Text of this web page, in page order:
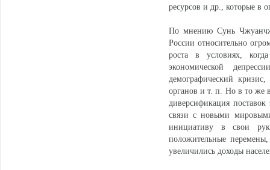
ресурсов и др., которые в
По мнению Сунь
России относительно
роста в условиях,
экономической
демографический
органов и т. п. Но в то же
диверсификация
связи с новыми
инициативу в свои
положительные
увеличились доходы